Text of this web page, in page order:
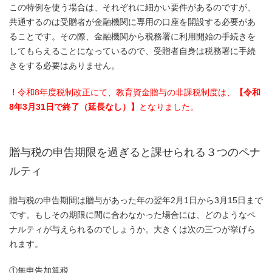
この特例を使う場合は、それぞれに細かい要件があるのですが、
共通するのは受贈者が金融機関に専用の口座を開設する必要があ
ることです。その際、金融機関から税務署に利用開始の手続きを
してもらえることになっているので、受贈者自身は税務署に手続
きをする必要はありません。
！ 令和8年度税制改正にて、教育資金贈与の非課税制度は、
【令和
8年3月31日で終了（延長なし）】
となりました。
贈与税の申告期限を過ぎると課せられる３つのペナ
ルティ
贈与税の申告期間は贈与があった年の翌年2月1日から3月15日まで
です。もしその期限に間に合わなかった場合には、どのようなペ
ナルティが与えられるのでしょうか。大きくは次の三つが挙げら
れます。
①無申告加算税